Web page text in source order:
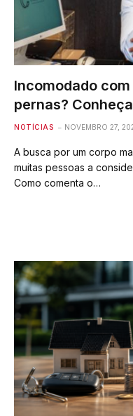
Incomodado
pernas?
NOTÍCIAS NOVEMBRO 27,
A busca por um corpo
muitas pessoas a
Como comenta o…